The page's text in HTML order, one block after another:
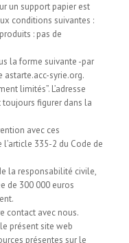
un support papier est
conditions suivantes :
: pas de
la forme suivante -par
astarte.acc-syrie.org.
limités”. L’adresse
toujours figurer dans la
avec ces
335-2 du Code de
la responsabilité civile,
de 300 000 euros
contact avec nous.
présent site web
présentes sur le